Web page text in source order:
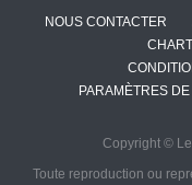
NOUS CONTACTER
PARAMÈTRES
Copyright ©
Toute reproduction ou